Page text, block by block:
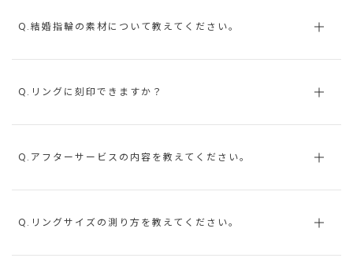
Q.結婚指輪の素材について教えてください。
Q.リングに刻印できますか？
Q.アフターサービスの内容を教えてください。
Q.リングサイズの測り方を教えてください。